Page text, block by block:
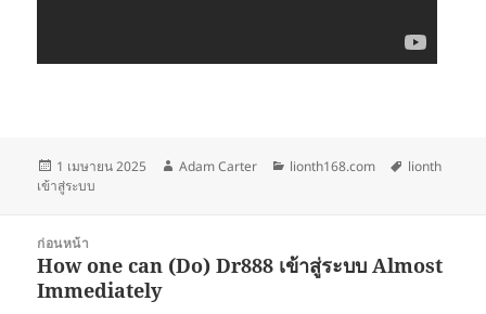
เขียน
เมื่อ
1 เมษายน 2025
ผู้
Adam Carter
หมวด
lionth168.com
ป้าย
lionth
เข้าสู่ระบบ
ก่อนหน้า
เรื่อง
ก่อน
How one can (Do) Dr888 เข้าสู่ระบบ Almost
Immediately